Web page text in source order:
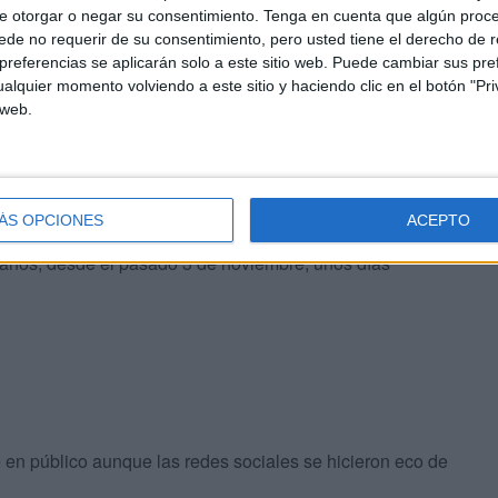
otorgar o negar su consentimiento. Tenga en cuenta que algún
no requerir de su consentimiento, pero usted tiene el derecho de
se aplicarán solo a este sitio web. Puede cambiar sus
momento volviendo a este sitio y haciendo clic en el botón
OPCIONES ACEPTO
a las exigencias de soberanía energética del reino",
por la oficial agencia de noticias marroquí (MAP)
de perfil, delgado y con traje y corbata oscura.
desde el pasado 3 de noviembre, unos días
público aunque las redes sociales se hicieron eco de